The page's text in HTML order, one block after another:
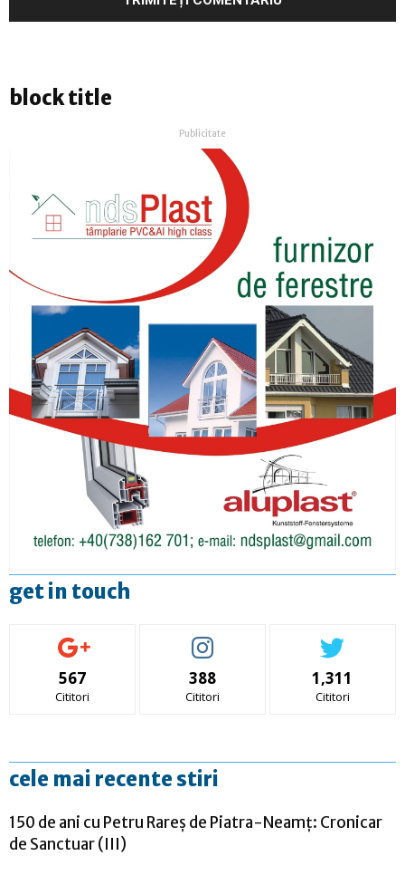
block title
Publicitate
get in touch
567
Cititori
388
Cititori
1,311
Cititori
cele mai recente stiri
150 de ani cu Petru Rareș de Piatra-Neamț: Cronicar
de Sanctuar (III)